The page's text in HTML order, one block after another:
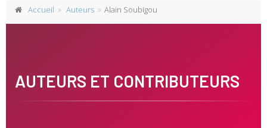
Accueil Auteurs Alain Soubigou
AUTEURS ET CONTRIBUTEURS